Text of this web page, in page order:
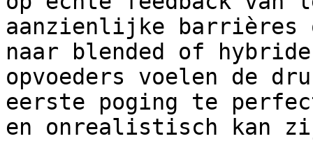
aanzienlijke barrières
naar blended of
opvoeders voelen de
eerste poging te
en onrealistisch kan